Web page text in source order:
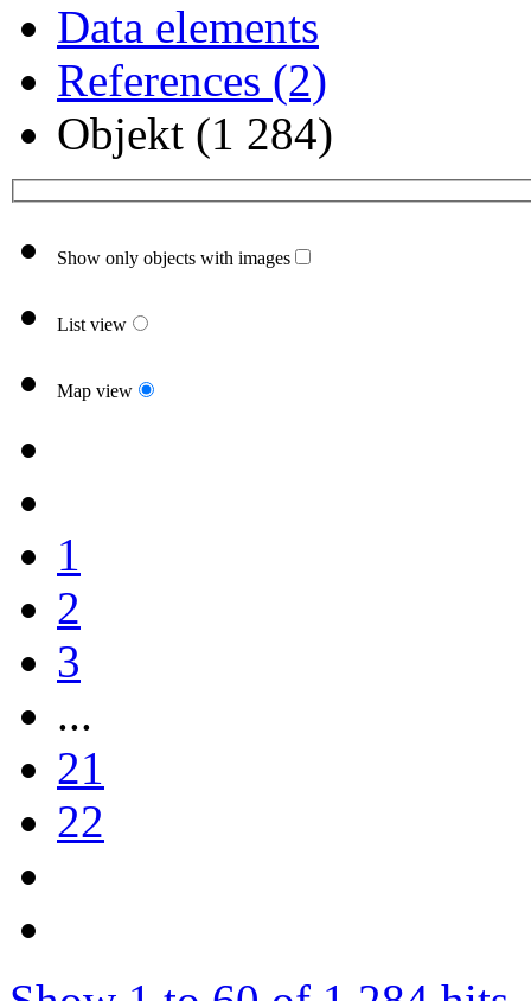
Data elements
References (2)
Objekt (1 284)
Show only objects with images
List view
Map view
1
2
3
...
21
22